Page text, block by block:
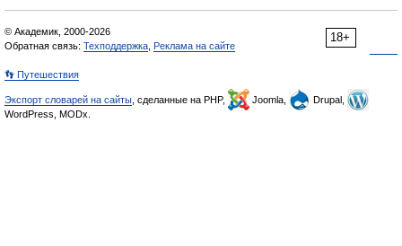
18+
© Академик, 2000-2026
Обратная связь: Техподдержка Реклама на сайте
👣 Путешествия
Экспорт словарей на сайты , сделанные на PHP, Joomla,
Drupal,
WordPress, MODx.